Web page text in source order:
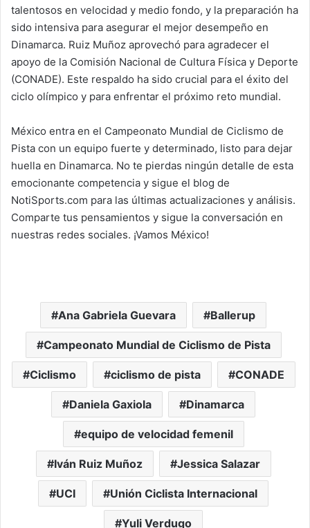
talentosos en velocidad y medio fondo, y la preparación ha
sido intensiva para asegurar el mejor desempeño en
Dinamarca. Ruiz Muñoz aprovechó para agradecer el
apoyo de la Comisión Nacional de Cultura Física y Deporte
(CONADE). Este respaldo ha sido crucial para el éxito del
ciclo olímpico y para enfrentar el próximo reto mundial.
México entra en el Campeonato Mundial de Ciclismo de
Pista con un equipo fuerte y determinado, listo para dejar
huella en Dinamarca. No te pierdas ningún detalle de esta
emocionante competencia y sigue el blog de
NotiSports.com para las últimas actualizaciones y análisis.
Comparte tus pensamientos y sigue la conversación en
nuestras redes sociales. ¡Vamos México!
Ana Gabriela Guevara Ballerup
Campeonato Mundial de Ciclismo de Pista
Ciclismo ciclismo de pista CONADE
Daniela Gaxiola Dinamarca
equipo de velocidad femenil
Iván Ruiz Muñoz Jessica Salazar
UCI Unión Ciclista Internacional
Yuli Verdugo